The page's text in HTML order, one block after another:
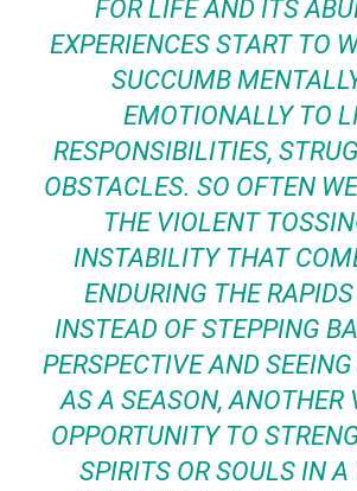
FOR LIFE AND ITS
EXPERIENCES START TO
SUCCUMB
EMOTIONALLY TO
RESPONSIBILITIES,
OBSTACLES. SO OFTEN
THE VIOLENT
INSTABILITY THAT
ENDURING THE
INSTEAD OF STEPPING
PERSPECTIVE AND
AS A SEASON, ANOTHER
OPPORTUNITY TO
SPIRITS OR SOULS IN